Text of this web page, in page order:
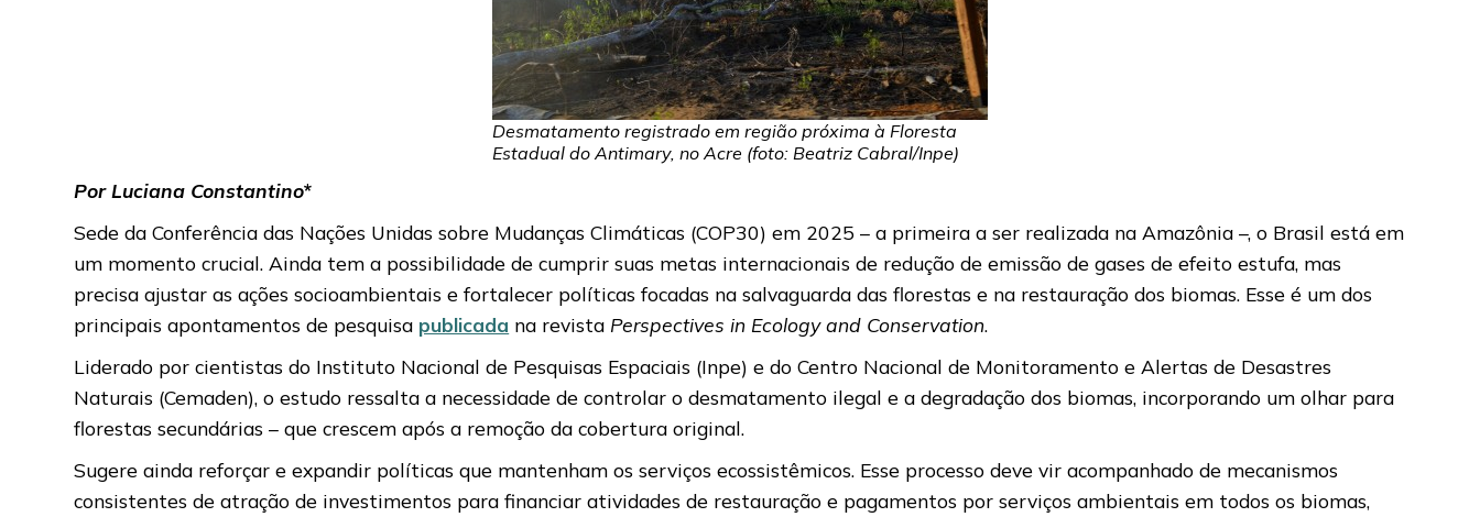
Desmatamento registrado em região próxima à Floresta
Estadual do Antimary, no Acre (foto: Beatriz Cabral/Inpe)
Por Luciana Constantino*
Sede da Conferência das Nações Unidas sobre Mudanças Climáticas (COP30) em 2025 – a primeira a ser realizada na Amazônia –, o Brasil está em
um momento crucial. Ainda tem a possibilidade de cumprir suas metas internacionais de redução de emissão de gases de efeito estufa, mas
precisa ajustar as ações socioambientais e fortalecer políticas focadas na salvaguarda das florestas e na restauração dos biomas. Esse é um dos
principais apontamentos de pesquisa publicada na revista Perspectives in Ecology and Conservation.
Liderado por cientistas do Instituto Nacional de Pesquisas Espaciais (Inpe) e do Centro Nacional de Monitoramento e Alertas de Desastres
Naturais (Cemaden), o estudo ressalta a necessidade de controlar o desmatamento ilegal e a degradação dos biomas, incorporando um olhar para
florestas secundárias – que crescem após a remoção da cobertura original.
Sugere ainda reforçar e expandir políticas que mantenham os serviços ecossistêmicos. Esse processo deve vir acompanhado de mecanismos
consistentes de atração de investimentos para financiar atividades de restauração e pagamentos por serviços ambientais em todos os biomas,